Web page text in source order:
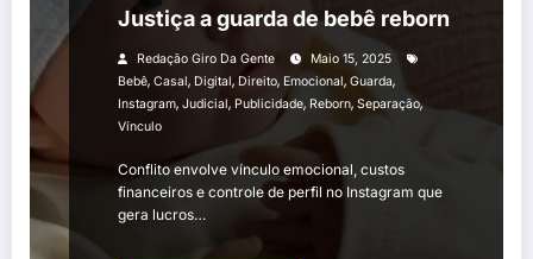
Justiça a guarda de bebê reborn
Redação Giro Da Gente
Maio 15, 2025
Bebê, Casal, Digital, Direito, Emocional, Guarda,
Instagram, Judicial, Publicidade, Reborn, Separação,
Vínculo
Conflito envolve vínculo emocional, custos
financeiros e controle de perfil no Instagram que
gera lucros…